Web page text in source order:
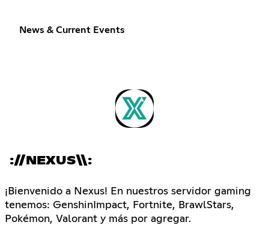
News & Current Events
://NEXUS\\:
¡Bienvenido a Nexus! En nuestros servidor gaming
tenemos: GenshinImpact, Fortnite, BrawlStars,
Pokémon, Valorant y más por agregar.